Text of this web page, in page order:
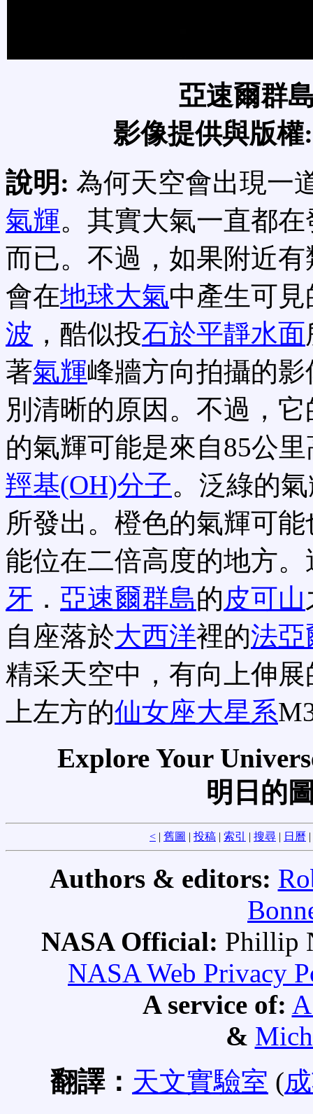
亞速爾群
影像提供與版
說明: 為何天空會出現一
氣輝。其實大氣一直都
而已。不過，如果附近
會在地球大氣中產生可見
波 ，酷似投石於平靜水面
著氣輝峰牆方向拍攝的
別清晰的原因。不過，
的氣輝可能是來自85公
羥基(OH)分子。泛綠的
所發出。橙色的氣輝可
能位在二倍高度的地方。
牙 ． 亞速爾群島的皮可山
自座落於大西洋裡的法亞
精采天空中，有向上伸展
上左方的仙女座大星系
Explore Your
明日的
< | 舊圖 | 投稿 | 索引 | 搜尋 | 日曆 |
Authors & editors:
NASA Official: Phillip
NASA Web Privacy
A service of:
&
翻譯： 天文實驗室 (